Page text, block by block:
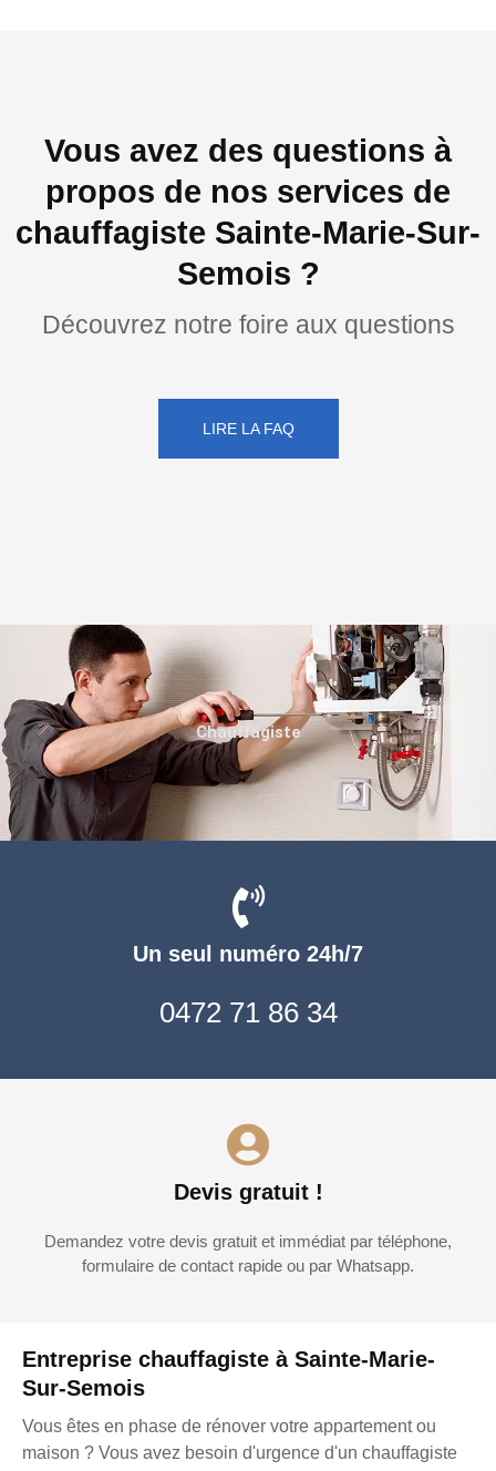
Vous avez des questions à
propos de nos services de
chauffagiste Sainte-Marie-Sur-
Semois ?
Découvrez notre foire aux questions
LIRE LA FAQ
Entreprise chauffagiste à Sainte-Marie-
Sur-Semois
Vous êtes en phase de rénover votre appartement ou
maison ? Vous avez besoin d'urgence d'un chauffagiste
Un seul numéro 24h/7
0472 71 86 34
Devis gratuit !
Demandez votre devis gratuit et immédiat par téléphone,
formulaire de contact rapide ou par Whatsapp.
Chauffagiste